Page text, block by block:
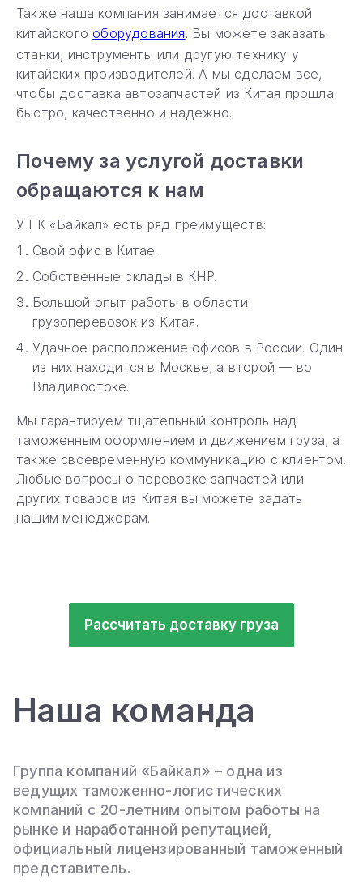
Также наша компания занимается доставкой
китайского оборудования. Вы можете заказать
станки, инструменты или другую технику у
китайских производителей. А мы сделаем все,
чтобы доставка автозапчастей из Китая прошла
быстро, качественно и надежно.
Почему за услугой доставки
обращаются к нам
У ГК «Байкал» есть ряд преимуществ:
Свой офис в Китае.
Собственные склады в КНР.
Большой опыт работы в области
грузоперевозок из Китая.
Удачное расположение офисов в России. Один
из них находится в Москве, а второй — во
Владивостоке.
Мы гарантируем тщательный контроль над
таможенным оформлением и движением груза, а
также своевременную коммуникацию с клиентом.
Любые вопросы о перевозке запчастей или
других товаров из Китая вы можете задать
нашим менеджерам.
Рассчитать доставку груза
Наша команда
Группа компаний «Байкал» – одна из
ведущих таможенно-логистических
компаний с 20-летним опытом работы на
рынке и наработанной репутацией,
официальный лицензированный таможенный
представитель.